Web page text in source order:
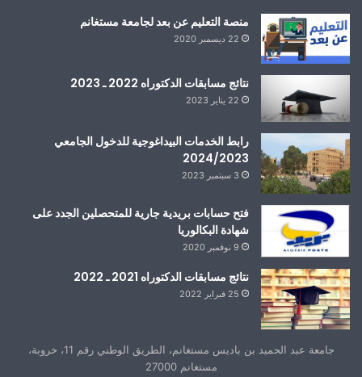
منصة التعليم عن بعد لجامعة مستغانم
22 ديسمبر 2020
نتائج مسابقات الدكتوراه 2022 ـ 2023
22 يناير 2023
رابط الخدمات البيداغوجية للدخول الجامعي
2024/2023
3 سبتمبر 2023
فتح حسابات بريدية جارية للمتحصلين الجدد على
شهادة البكالوريا
9 نوفمبر 2020
نتائج مسابقات الدكتوراه 2021 ـ 2022
25 فبراير 2022
جامعة عبد الحميد بن باديس مستغانم، الطريق الوطني رقم 11، خروبة،
مستغانم 27000